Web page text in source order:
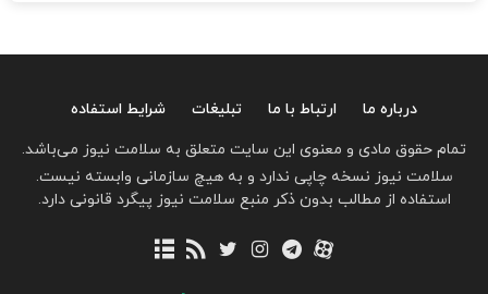
درباره ما ارتباط با ما تبلیغات
شرایط استفاده
تمام حقوق مادی و معنوی این سایت متعلق به سلامت نیوز می‌باشد.
سلامت نیوز نسخه چاپی ندارد و به هیچ سازمانی وابسته نیست.
استفاده از مطالب بدون ذکر منبع سلامت نیوز پیگرد قانونی دارد.